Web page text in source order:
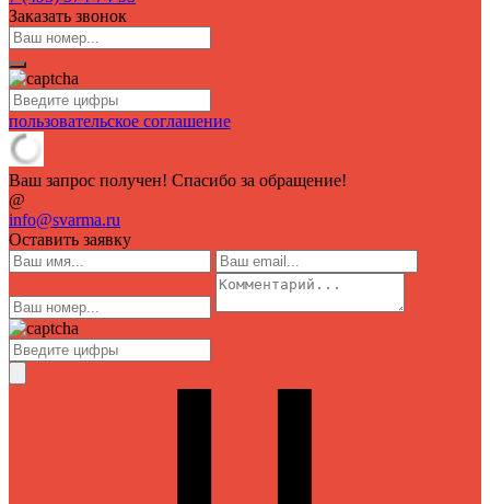
Заказать звонок
пользовательское соглашение
Ваш запрос получен! Спасибо за обращение!
@
info@svarma.ru
Оставить заявку